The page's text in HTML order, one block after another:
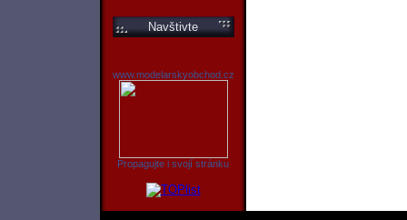
Navštivte
www.modelarskyobchod.cz
Propagujte i svojí stránku